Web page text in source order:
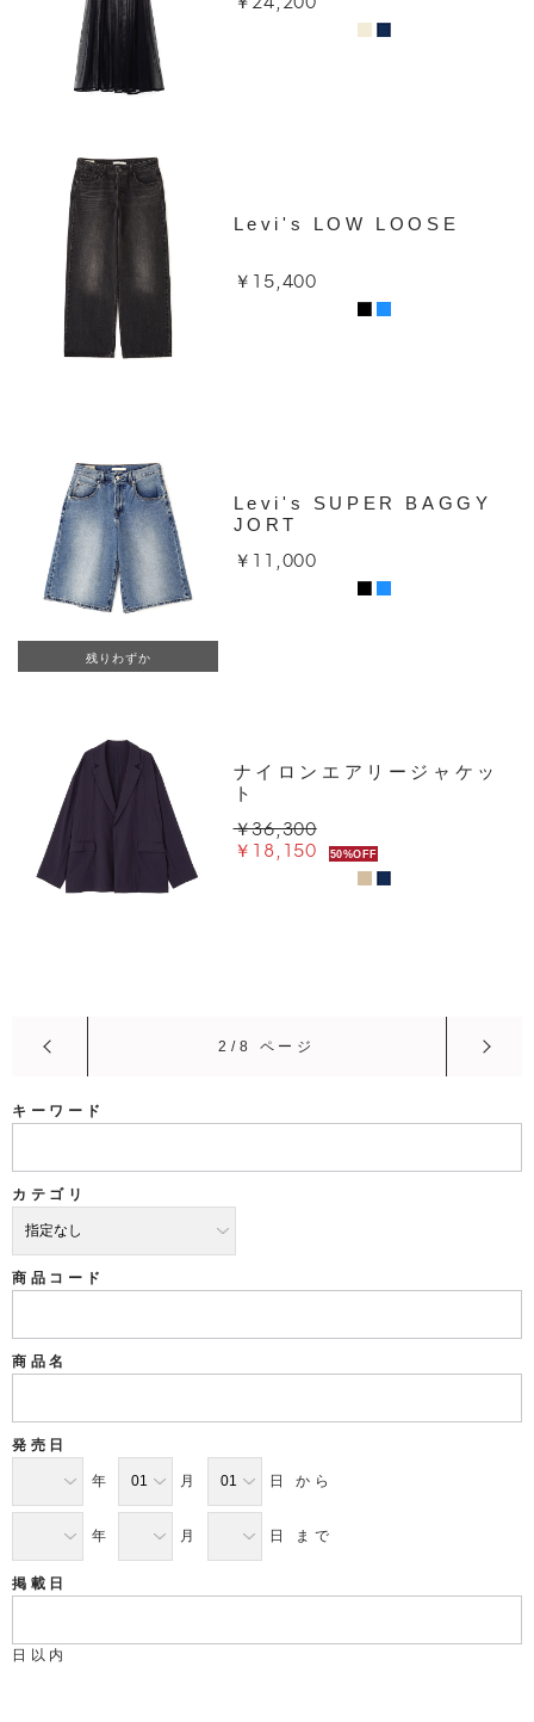
Levi's LOW LOOSE
￥15,400
残りわずか
Levi's SUPER BAGGY
JORT
￥11,000
ナイロンエアリージャケッ
ト
￥36,300
￥18,150 50%OFF
2/8 ページ
キーワード
カテゴリ
商品コード
商品名
発売日
年 月 日 から
年 月 日 まで
掲載日
日以内